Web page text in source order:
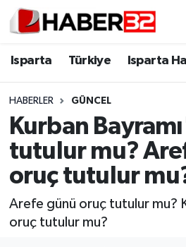
Isparta Türkiye Isparta
HABERLER GÜNCEL
Kurban
tutulur mu?
oruç tutulur
Arefe günü oruç tutulur mu?
oruç tutulur mu?
Isparta
Esnaf Diyor ki;
ASAYİŞ
BİLİM VE TEKNOLOJİ
Isparta Nöbetçi Eczaneler
Isparta Trafik Yoğunluk
Süper Lig Puan Durumu ve
Tüm Manşetler